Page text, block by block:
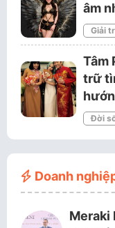
âm
Giải
Tâm
trữ
Đời
Doanh
Meraki